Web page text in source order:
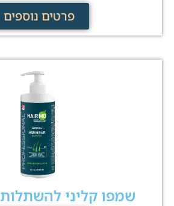
פרטים נוספים
שמפו קליני להשתלות 750 מ"ל